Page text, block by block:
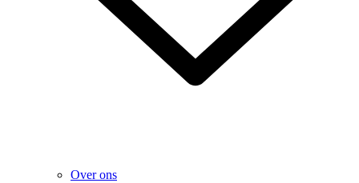
Over ons